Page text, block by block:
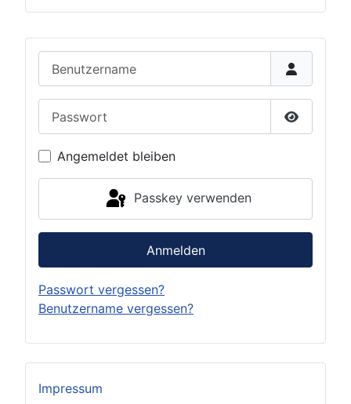
Passwort
Angemeldet bleiben
Passkey verwenden
Anmelden
Passwort vergessen?
Benutzername vergessen?
Impressum